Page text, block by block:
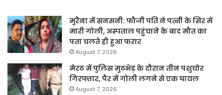
मुरैना में सनसनी: फौजी पति ने पत्नी के सिर में
मारी गोली, अस्पताल पहुंचाने के बाद मौत का
पता चलते ही हुआ फरार
August 7, 2026
मेरठ में पुलिस मुठभेड़ के दौरान तीन पशुचोर
गिरफ्तार, पैर में गोली लगने से एक घायल
August 7, 2026